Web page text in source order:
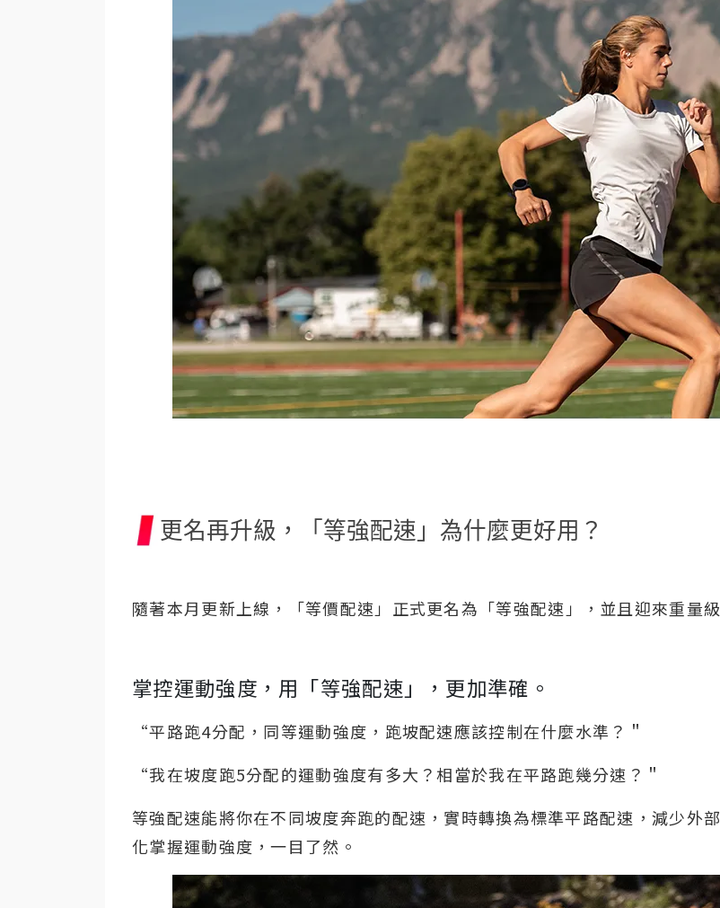
更名再升級，「等強配速」為什麼更好用？
隨著本月更新上線，「等價配速」正式更名為 「等強配速」 ，並且迎來重量
掌控運動強度，用「等強配速」，更加準確。
“平路跑4分配，同等運動強度，跑坡配速應該控制在什麼水準？＂
“我在坡度跑5分配的運動強度有多大？相當於我在平路跑幾分速？＂
等強配速能將你在不同坡度奔跑的配速，實時轉換為標準平路配速，減少外
化掌握運動強度，一目了然。